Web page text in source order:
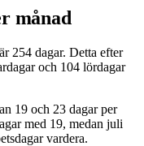
månad
254 dagar. Detta efter
och 104 lördagar
19 och 23 dagar per
med 19, medan juli
vardera.